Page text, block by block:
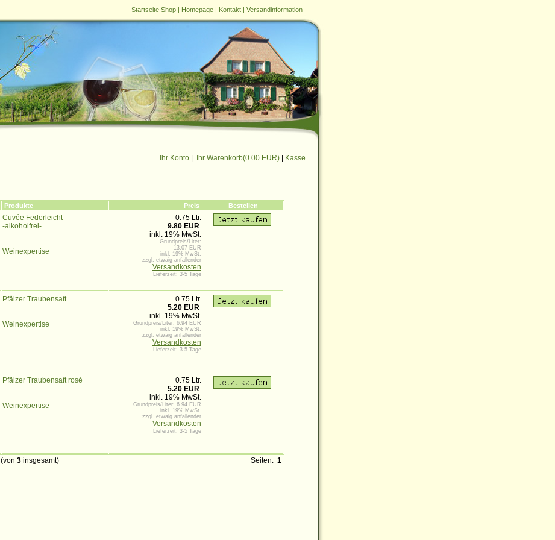
Startseite Shop | Homepage | Kontakt | Versandinformation
Ihr Konto Ihr Warenkorb(0.00 EUR) Kasse
Produkte Preis Bestellen
Cuvée Federleicht
-alkoholfrei-
Weinexpertise
0.75 Ltr.
9.80 EUR
inkl. 19% MwSt.
Grundpreis/Liter:
13.07 EUR
inkl. 19% MwSt.
zzgl. etwaig anfallender
Versandkosten
Lieferzeit: 3-5 Tage
Pfälzer Traubensaft
Weinexpertise
0.75 Ltr.
5.20 EUR
inkl. 19% MwSt.
Grundpreis/Liter: 6.94 EUR
inkl. 19% MwSt.
zzgl. etwaig anfallender
Versandkosten
Lieferzeit: 3-5 Tage
Pfälzer Traubensaft rosé
Weinexpertise
0.75 Ltr.
5.20 EUR
inkl. 19% MwSt.
Grundpreis/Liter: 6.94 EUR
inkl. 19% MwSt.
zzgl. etwaig anfallender
Versandkosten
Lieferzeit: 3-5 Tage
(von 3 insgesamt) Seiten: 1